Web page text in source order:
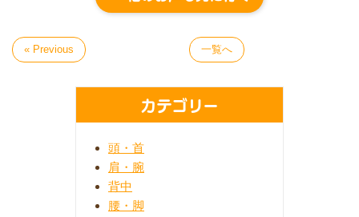
« Previous 一覧へ
カテゴリー
頭・首
肩・腕
背中
腰・脚